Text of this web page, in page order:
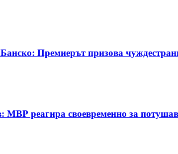
Премиерът призова
реагира своевременно за